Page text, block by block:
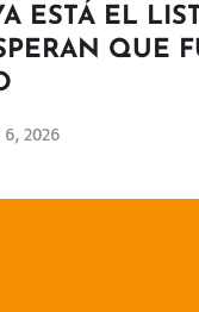
ESTÁ EL
QUE
6, 2026